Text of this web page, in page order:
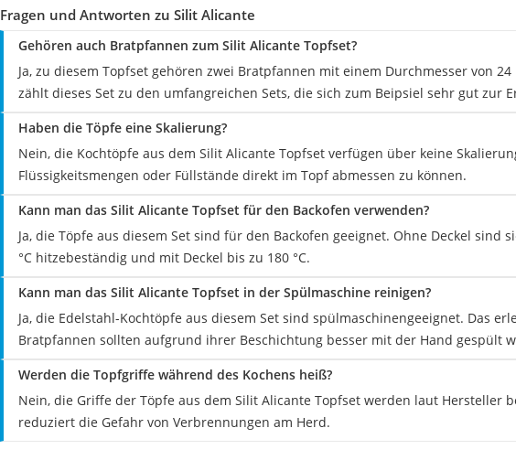
Fragen und Antworten zu Silit Alicante
Gehören auch Bratpfannen zum Silit Alicante Topfset?
Ja, zu diesem Topfset gehören zwei Bratpfannen mit einem Durchmesser von
zählt dieses Set zu den umfangreichen Sets, die sich zum Beipsiel sehr gut zur
Haben die Töpfe eine Skalierung?
Nein, die Kochtöpfe aus dem Silit Alicante Topfset verfügen über keine
Flüssigkeitsmengen oder Füllstände direkt im Topf abmessen zu können.
Kann man das Silit Alicante Topfset für den Backofen verwenden?
Ja, die Töpfe aus diesem Set sind für den Backofen geeignet. Ohne Deckel sind
°C hitzebeständig und mit Deckel bis zu 180 °C.
Kann man das Silit Alicante Topfset in der Spülmaschine reinigen?
Ja, die Edelstahl-Kochtöpfe aus diesem Set sind spülmaschinengeeignet. Das
Bratpfannen sollten aufgrund ihrer Beschichtung besser mit der Hand gespült
Werden die Topfgriffe während des Kochens heiß?
Nein, die Griffe der Töpfe aus dem Silit Alicante Topfset werden laut Hersteller
reduziert die Gefahr von Verbrennungen am Herd.